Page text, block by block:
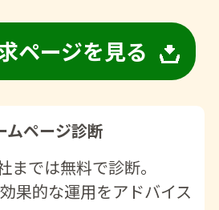
ページを見る
ムページ診断
までは無料で診断。
果的な運用をアドバイス